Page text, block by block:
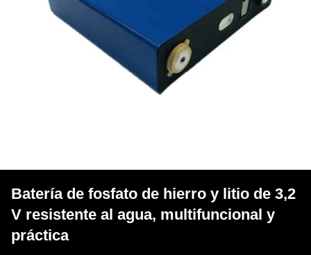
Batería de fosfato de hierro y litio de 3,2
V resistente al agua, multifuncional y
práctica